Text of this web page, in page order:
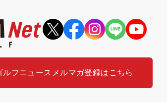
ルフニュース メルマガ登録はこちら